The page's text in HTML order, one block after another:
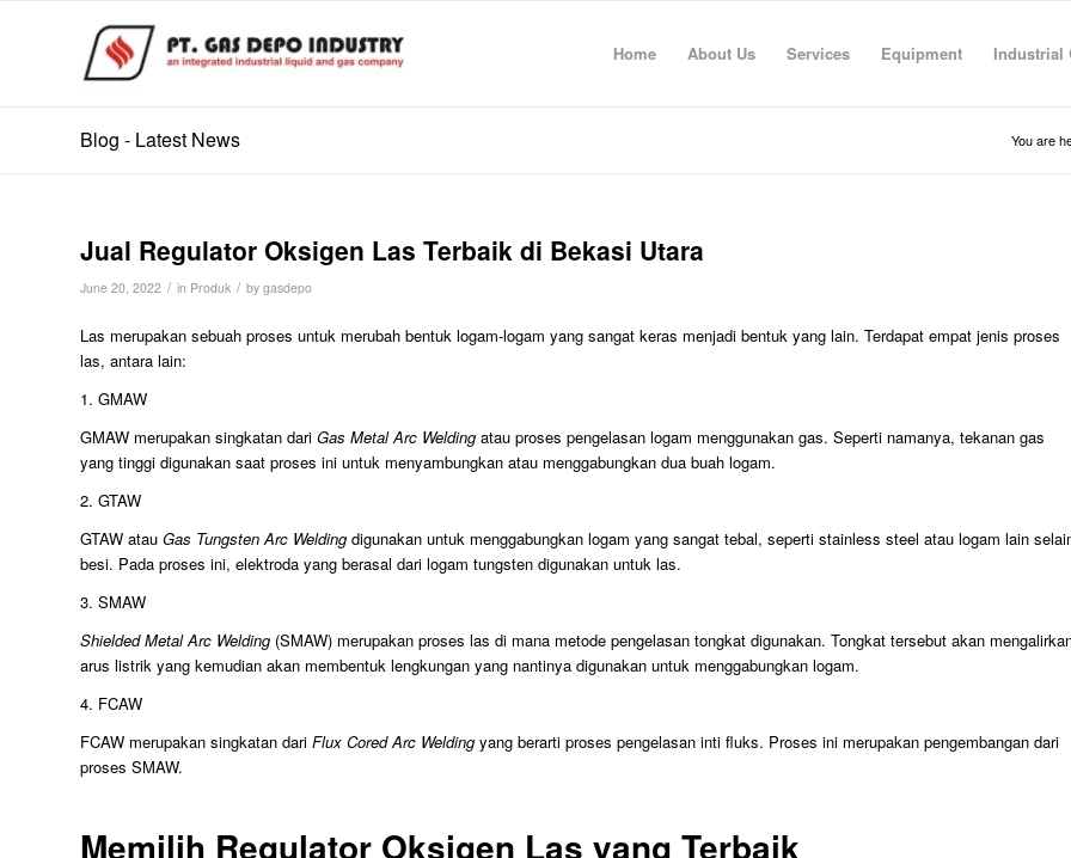
Home About Us Services Equipment Industrial
Blog - Latest News You are
Jual Regulator Oksigen Las Terbaik di Bekasi Utara
June 20, 2022 / in Produk / by gasdepo
Las merupakan sebuah proses untuk merubah bentuk logam-logam yang sangat keras menjadi bentuk yang lain. Terdapat empat jenis proses
las, antara lain:
1. GMAW
GMAW merupakan singkatan dari Gas Metal Arc Welding atau proses pengelasan logam menggunakan gas. Seperti namanya, tekanan gas
yang tinggi digunakan saat proses ini untuk menyambungkan atau menggabungkan dua buah logam.
2. GTAW
GTAW atau Gas Tungsten Arc Welding digunakan untuk menggabungkan logam yang sangat tebal, seperti stainless steel atau logam lain
besi. Pada proses ini, elektroda yang berasal dari logam tungsten digunakan untuk las.
3. SMAW
Shielded Metal Arc Welding (SMAW) merupakan proses las di mana metode pengelasan tongkat digunakan. Tongkat tersebut akan
arus listrik yang kemudian akan membentuk lengkungan yang nantinya digunakan untuk menggabungkan logam.
4. FCAW
FCAW merupakan singkatan dari Flux Cored Arc Welding yang berarti proses pengelasan inti fluks. Proses ini merupakan pengembangan dari
proses SMAW.
Memilih Regulator Oksigen Las yang Terbaik